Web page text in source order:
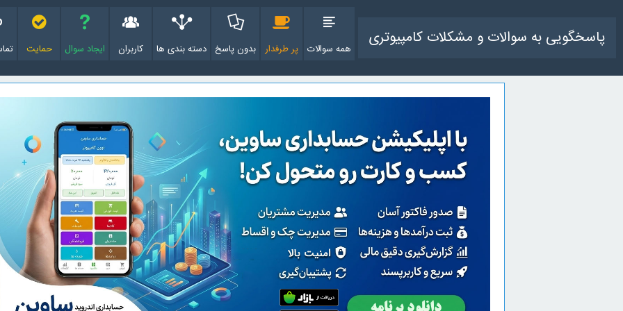
پاسخگویی به سوالات و مشکلات کامپیوتری همه سوالات پر طرفدار بدون پاسخ دسته بندی ها کاربران ایجاد سوال حمایت